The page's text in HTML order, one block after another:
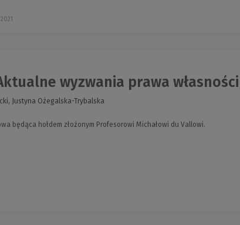
wyzwania prawa
Justyna Ożegalska-Trybalska
będąca hołdem złożonym Profesorowi Michałowi du Vallowi.